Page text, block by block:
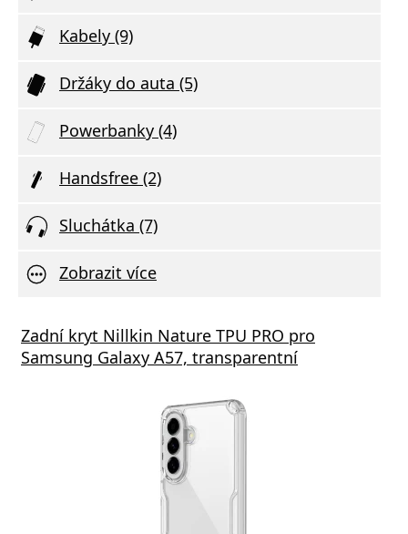
Kabely (9)
Držáky do auta (5)
Powerbanky (4)
Handsfree (2)
Sluchátka (7)
Zobrazit více
Zadní kryt Nillkin Nature TPU PRO pro
Samsung Galaxy A57, transparentní